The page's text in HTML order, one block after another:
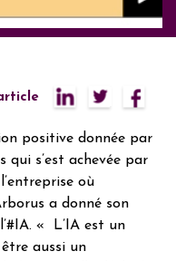
positive donnée par
qui s’est achevée par
où
a donné son
« L’IA est un
aussi un